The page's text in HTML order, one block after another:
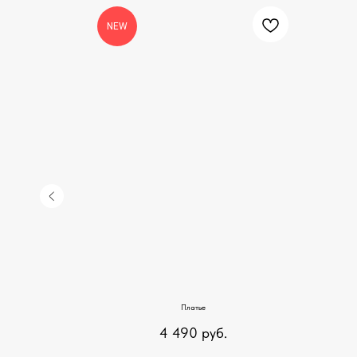
NEW
Платье
4 490 руб.